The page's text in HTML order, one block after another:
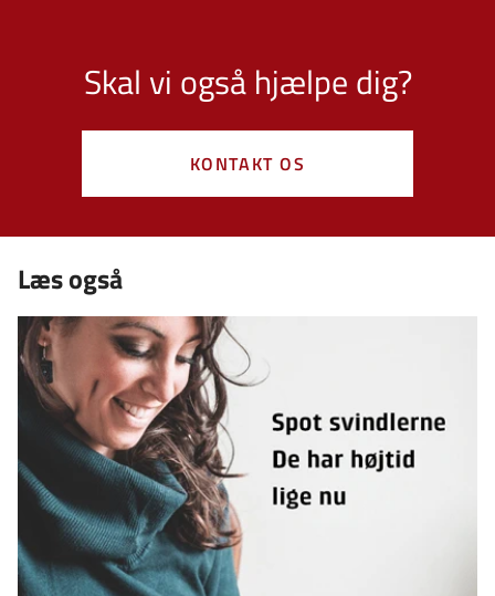
Skal vi også hjælpe dig?
KONTAKT OS
Læs også